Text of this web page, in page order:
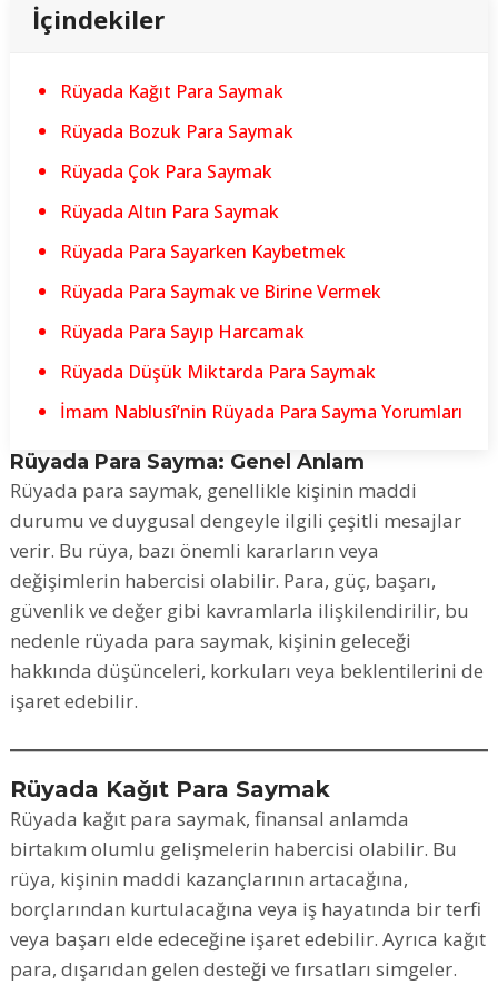
İçindekiler
Rüyada Kağıt Para Saymak
Rüyada Bozuk Para Saymak
Rüyada Çok Para Saymak
Rüyada Altın Para Saymak
Rüyada Para Sayarken Kaybetmek
Rüyada Para Saymak ve Birine Vermek
Rüyada Para Sayıp Harcamak
Rüyada Düşük Miktarda Para Saymak
İmam Nablusî’nin Rüyada Para Sayma Yorumları
Rüyada Para Sayma: Genel Anlam
Rüyada para saymak, genellikle kişinin maddi
durumu ve duygusal dengeyle ilgili çeşitli mesajlar
verir. Bu rüya, bazı önemli kararların veya
değişimlerin habercisi olabilir. Para, güç, başarı,
güvenlik ve değer gibi kavramlarla ilişkilendirilir, bu
nedenle rüyada para saymak, kişinin geleceği
hakkında düşünceleri, korkuları veya beklentilerini de
işaret edebilir.
Rüyada Kağıt Para Saymak
Rüyada kağıt para saymak, finansal anlamda
birtakım olumlu gelişmelerin habercisi olabilir. Bu
rüya, kişinin maddi kazançlarının artacağına,
borçlarından kurtulacağına veya iş hayatında bir terfi
veya başarı elde edeceğine işaret edebilir. Ayrıca kağıt
para, dışarıdan gelen desteği ve fırsatları simgeler.